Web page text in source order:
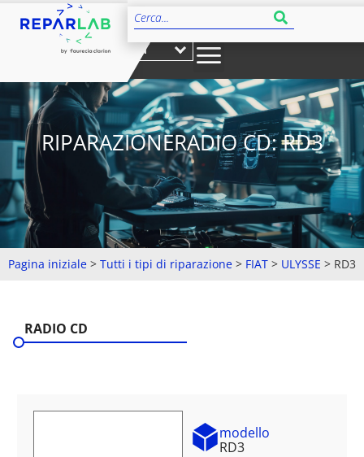
IT
RIPARAZIONERADIO CD: RD3
Pagina iniziale > Tutti i tipi di riparazione > FIAT > ULYSSE > RD3
RADIO CD
modello
RD3